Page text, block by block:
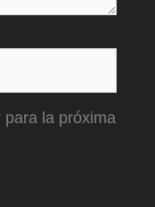
la próxima